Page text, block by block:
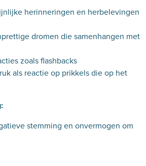
herinneringen en herbelevingen
dromen die samenhangen met
zoals flashbacks
als reactie op prikkels die op het
stemming en onvermogen om